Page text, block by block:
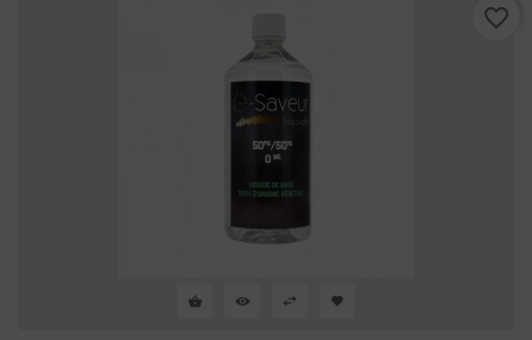
favorite_border